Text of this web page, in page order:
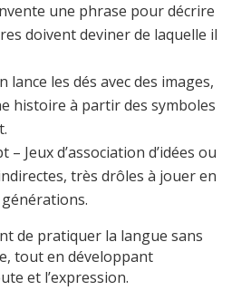
une phrase pour décrire
doivent deviner de laquelle il
lance les dés avec des images,
histoire à partir des symboles
– Jeux d’association d’idées ou
très drôles à jouer en
de pratiquer la langue sans
tout en développant
et l’expression.